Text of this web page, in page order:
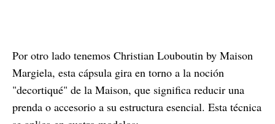
Por otro lado tenemos Christian Louboutin by Maison
Margiela, esta cápsula gira en torno a la noción
"decortiqué" de la Maison, que significa reducir una
prenda o accesorio a su estructura esencial. Esta técnica